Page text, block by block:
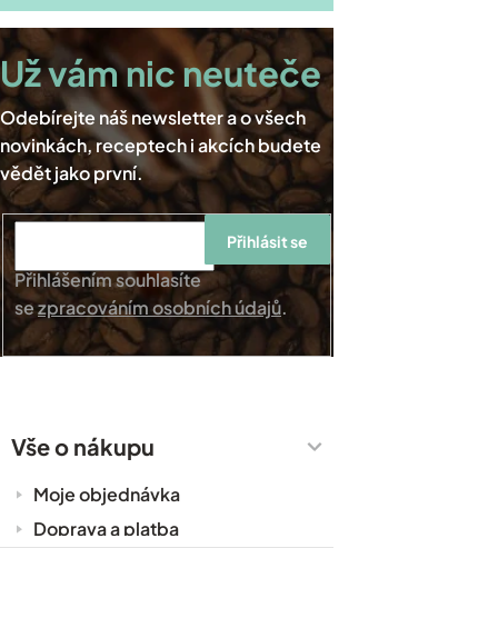
Přihlášením souhlasíte
sezpracováním osobních údajů.
Přihlásit se
Vše o nákupu
Moje objednávka
Doprava a platba